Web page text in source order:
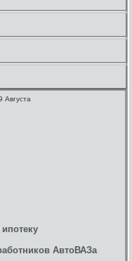
Августа
АвтоВАЗа